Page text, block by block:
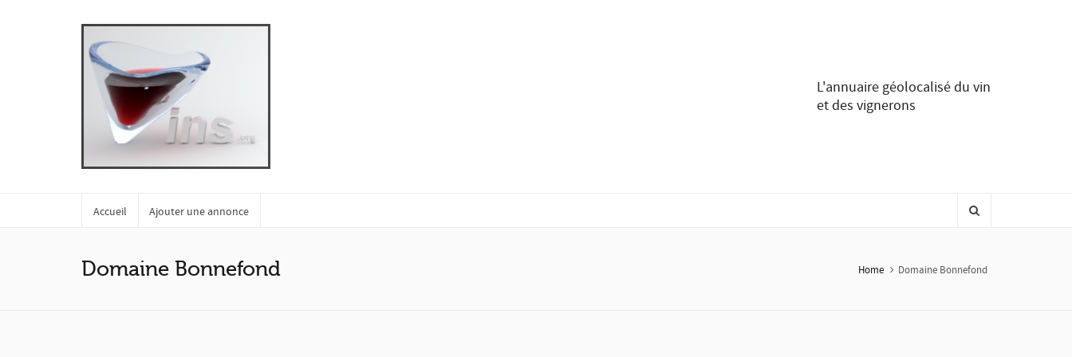
L'annuaire géolocalisé du vin
et des vignerons
Accueil Ajouter une annonce
Domaine Bonnefond Home Domaine Bonnefond